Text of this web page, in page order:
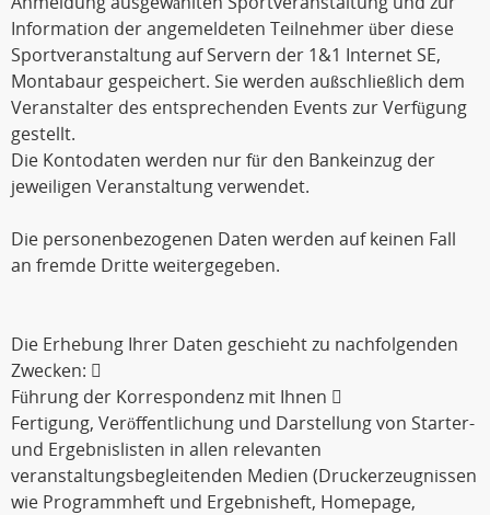
Information der angemeldeten Teilnehmer über diese
Sportveranstaltung auf Servern der 1&1 Internet SE,
Montabaur gespeichert. Sie werden außschließlich dem
Veranstalter des entsprechenden Events zur Verfügung
gestellt.
Die Kontodaten werden nur für den Bankeinzug der
jeweiligen Veranstaltung verwendet.
Die personenbezogenen Daten werden auf keinen Fall
an fremde Dritte weitergegeben.
Die Erhebung Ihrer Daten geschieht zu nachfolgenden
Zwecken: 
Führung der Korrespondenz mit Ihnen 
Fertigung, Veröffentlichung und Darstellung von Starter-
und Ergebnislisten in allen relevanten
veranstaltungsbegleitenden Medien (Druckerzeugnissen
wie Programmheft und Ergebnisheft, Homepage,